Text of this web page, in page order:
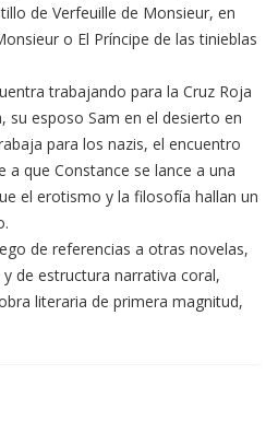
de Verfeuille de Monsieur, en
o El Príncipe de las tinieblas
trabajando para la Cruz Roja
su esposo Sam en el desierto en
para los nazis, el encuentro
a que Constance se lance a una
el erotismo y la filosofía hallan un
de referencias a otras novelas,
de estructura narrativa coral,
literaria de primera magnitud,